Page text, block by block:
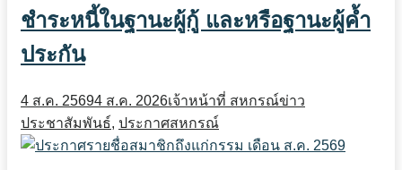
ชำระหนี้ในฐานะผู้กู้ และหรือฐานะผู้ค้ำ
ประกัน
4 ส.ค. 25694 ส.ค. 2026เจ้าหน้าที่ สหกรณ์ข่าว
ประชาสัมพันธ์, ประกาศสหกรณ์